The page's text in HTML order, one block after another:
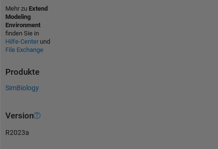
Mehr zu Extend
Modeling
Environment
finden Sie in
Hilfe-Centerund
File Exchange
Produkte
SimBiology
Version
R2023a